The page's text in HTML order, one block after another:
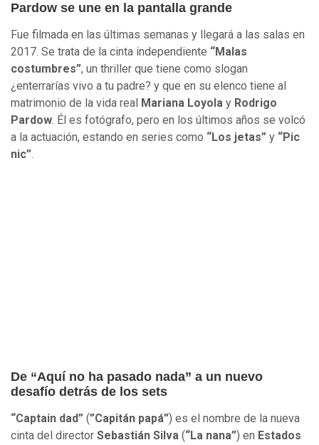
Pardow se une en la pantalla grande
Fue filmada en las últimas semanas y llegará a las salas en
2017. Se trata de la cinta independiente “Malas
costumbres”, un thriller que tiene como slogan
¿enterrarías vivo a tu padre? y que en su elenco tiene al
matrimonio de la vida real Mariana Loyola y Rodrigo
Pardow. Él es fotógrafo, pero en los últimos años se volcó
a la actuación, estando en series como “Los jetas” y “Pic
nic”.
De “Aquí no ha pasado nada” a un nuevo
desafío detrás de los sets
“Captain dad” (”Capitán papá”) es el nombre de la nueva
cinta del director Sebastián Silva (“La nana”) en Estados